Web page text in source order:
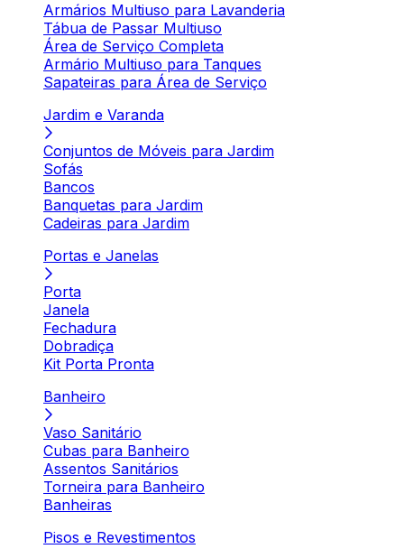
Armários Multiuso para Lavanderia
Tábua de Passar Multiuso
Área de Serviço Completa
Armário Multiuso para Tanques
Sapateiras para Área de Serviço
Jardim e Varanda
Conjuntos de Móveis para Jardim
Sofás
Bancos
Banquetas para Jardim
Cadeiras para Jardim
Portas e Janelas
Porta
Janela
Fechadura
Dobradiça
Kit Porta Pronta
Banheiro
Vaso Sanitário
Cubas para Banheiro
Assentos Sanitários
Torneira para Banheiro
Banheiras
Pisos e Revestimentos